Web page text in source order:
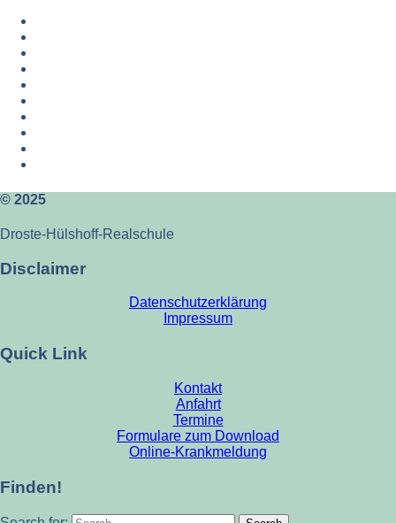
© 2025
Droste-Hülshoff-Realschule
Disclaimer
Datenschutzerklärung
Impressum
Quick Link
Kontakt
Anfahrt
Termine
Formulare zum Download
Online-Krankmeldung
Finden!